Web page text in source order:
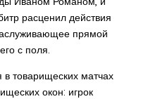
расценил действия
прямой
с поля.
товарищеских матчах
окон: игрок